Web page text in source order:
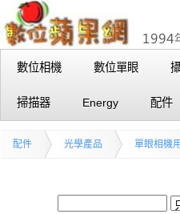
數位相機 數位單眼
掃描器 Energy 配件
配件 光學產品 單眼相機用